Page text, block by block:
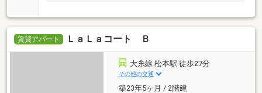
賃貸アパート ＬａＬａコート Ｂ
大糸線 松本駅 徒歩27分
その他の交通
築23年5ヶ月 / 2階建